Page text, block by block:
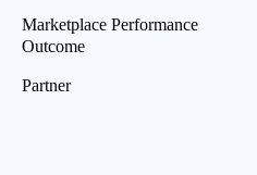
Marketplace Performance
Outcome
Partner